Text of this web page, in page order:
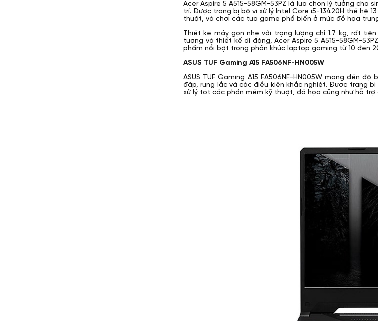
Acer Aspire 5 A515-58GM-53PZ là lựa chọn lý tưởng
trí. Được trang bị bộ vi xử lý Intel Core i5-13420H thế hệ
thuật, và chơi các tựa game phổ biến ở mức đồ họa
Thiết kế máy gọn nhẹ với trọng lượng chỉ 1.7 kg, rất
tượng và thiết kế di động, Acer Aspire 5 A515-58GM-
phẩm nổi bật trong phân khúc laptop gaming từ 10 đến
ASUS TUF Gaming A15 FA506NF-HN005W
ASUS TUF Gaming A15 FA506NF-HN005W mang đến
đập, rung lắc và các điều kiện khắc nghiệt. Được trang bị
xử lý tốt các phần mềm kỹ thuật, đồ họa cũng như hỗ trợ